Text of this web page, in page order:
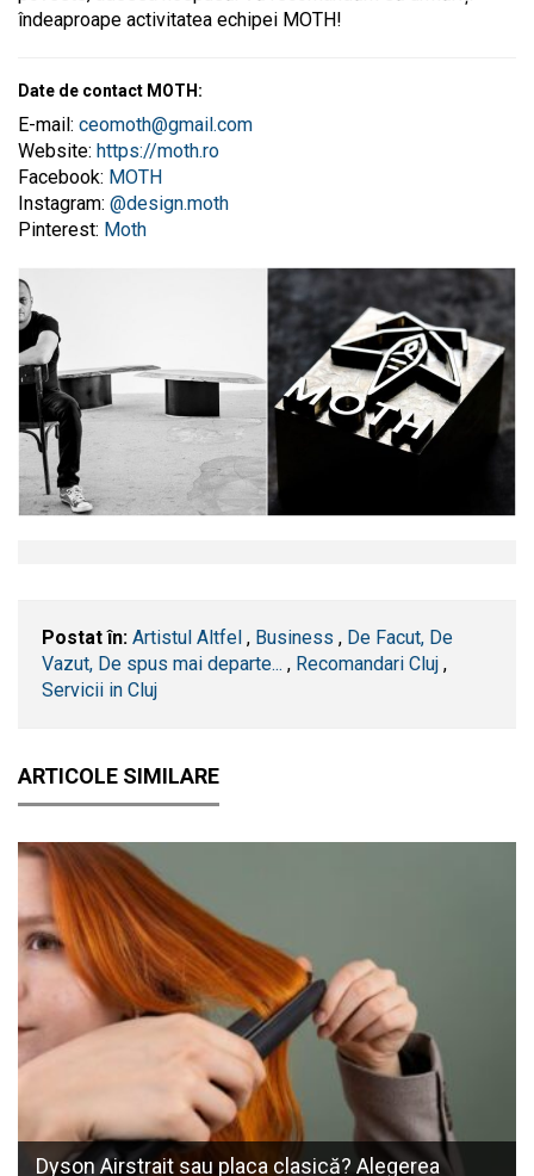
îndeaproape activitatea echipei MOTH!
Date de contact MOTH:
E-mail: ceomoth@gmail.com
Website: https://moth.ro
Facebook: MOTH
Instagram: @design.moth
Pinterest: Moth
Postat în: Artistul Altfel , Business , De Facut, De
Vazut, De spus mai departe... , Recomandari Cluj ,
Servicii in Cluj
ARTICOLE SIMILARE
Dyson Airstrait sau placa clasică? Alegerea